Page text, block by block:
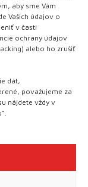
aby sme Vám
Vašich údajov o
v časti
ochrany údajov
alebo ho zrušiť
dát,
považujeme za
nájdete vždy v
2010. Na našej